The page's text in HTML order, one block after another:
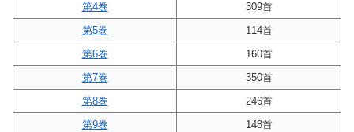
第4巻
309首
第5巻
114首
第6巻
160首
第7巻
350首
第8巻
246首
第9巻
148首